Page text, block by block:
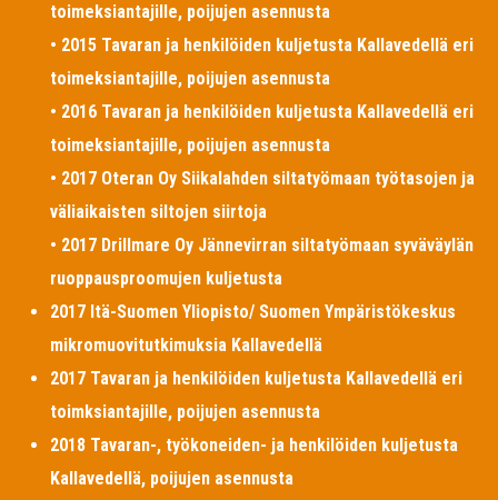
toimeksiantajille, poijujen asennusta
• 2015 Tavaran ja henkilöiden kuljetusta Kallavedellä eri
toimeksiantajille, poijujen asennusta
• 2016 Tavaran ja henkilöiden kuljetusta Kallavedellä eri
toimeksiantajille, poijujen asennusta
• 2017 Oteran Oy Siikalahden siltatyömaan työtasojen ja
väliaikaisten siltojen siirtoja
• 2017 Drillmare Oy Jännevirran siltatyömaan syväväylän
ruoppausproomujen kuljetusta
2017 Itä-Suomen Yliopisto/ Suomen Ympäristökeskus
mikromuovitutkimuksia Kallavedellä
2017 Tavaran ja henkilöiden kuljetusta Kallavedellä eri
toimksiantajille, poijujen asennusta
2018 Tavaran-, työkoneiden- ja henkilöiden kuljetusta
Kallavedellä, poijujen asennusta